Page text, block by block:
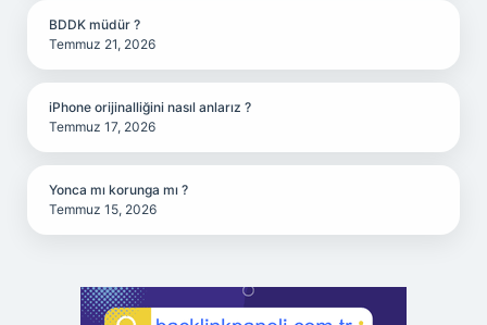
BDDK müdür ?
Temmuz 21, 2026
iPhone orijinalliğini nasıl anlarız ?
Temmuz 17, 2026
Yonca mı korunga mı ?
Temmuz 15, 2026